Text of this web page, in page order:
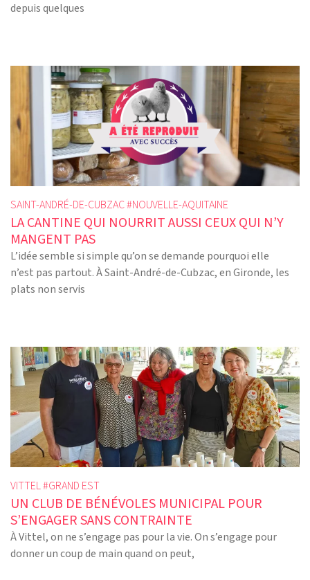
depuis quelques
SAINT-ANDRÉ-DE-CUBZAC #NOUVELLE-AQUITAINE
LA CANTINE QUI NOURRIT AUSSI CEUX QUI N’Y
MANGENT PAS
L’idée semble si simple qu’on se demande pourquoi elle
n’est pas partout. À Saint-André-de-Cubzac, en Gironde, les
plats non servis
VITTEL #GRAND EST
UN CLUB DE BÉNÉVOLES MUNICIPAL POUR
S’ENGAGER SANS CONTRAINTE
À Vittel, on ne s’engage pas pour la vie. On s’engage pour
donner un coup de main quand on peut,